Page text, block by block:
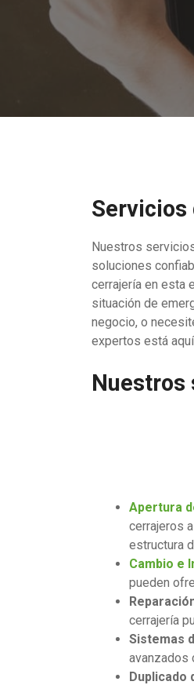
Servicios
Nuestros
soluciones
cerrajería en esta
situación de
negocio, o
expertos está
Nuestros
Apertura
cerrajeros
estructura
Cambio e
pueden
cerrajería
Sistemas
avanzados
Duplicado